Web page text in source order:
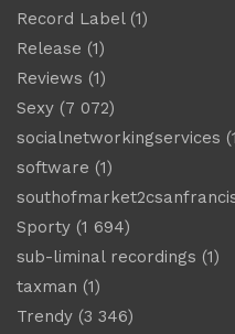
Record Label(1)
Release (1)
Reviews (1)
Sexy (7 072)
socialnetworkingservices
software (1)
Sporty (1 694)
sub-liminal recordings (1)
taxman (1)
Trendy (3 346)